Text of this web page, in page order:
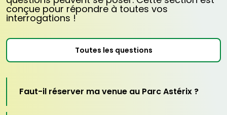
Pour des raisons de sécurité, l'accès à
certaines attractions fait l'objet de
maximale.
Prix du parking : 20€, à régler sur place.
conçue pour répondre à toutes vos
interrogations !
Toutes les questions
Faut-il réserver ma venue au Parc Astérix ?